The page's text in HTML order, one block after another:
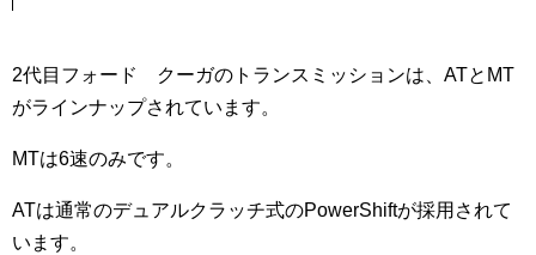
2代目フォード クーガのトランスミッションは、ATとMT
がラインナップされています。
MTは6速のみです。
ATは通常のデュアルクラッチ式のPowerShiftが採用されて
います。